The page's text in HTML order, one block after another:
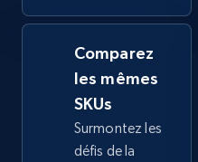
TikTok Shop - Collect
by keywords search
URL, Title, Available,
price, Final price,
Comparez
les mêmes
SKUs
Surmontez les
défis de la